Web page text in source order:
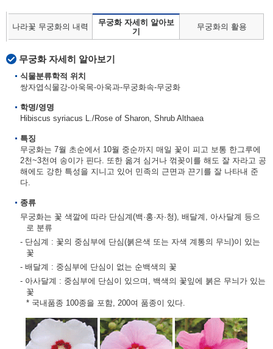
나라꽃 무궁화의 내력
무궁화 자세히 알아보
기
무궁화의 활용
무궁화 자세히 알아보기
식물분류학적 위치
쌍자엽식물강-아욱목-아욱과-무궁화속-무궁화
학명/영명
Hibiscus syriacus L./Rose of Sharon, Shrub Althaea
특징
무궁화는 7월 초순에서 10월 중순까지 매일 꽃이 피고 보통 한그루에
2천~3천여 송이가 핀다. 또한 옮겨 심거나 꺾꽂이를 해도 잘 자라고 공
해에도 강한 특성을 지니고 있어 민족의 근면과 끈기를 잘 나타내 준
다.
종류
무궁화는 꽃 색깔에 따라 단심계(백·홍·자·청), 배달계, 아사달계 등으
로 분류
- 단심계 : 꽃의 중심부에 단심(붉은색 또는 자색 계통의 무늬)이 있는
꽃
- 배달계 : 중심부에 단심이 없는 순백색의 꽃
- 아사달계 : 중심부에 단심이 있으며, 백색의 꽃잎에 붉은 무늬가 있는
꽃
* 국내품종 100종을 포함, 200여 품종이 있다.